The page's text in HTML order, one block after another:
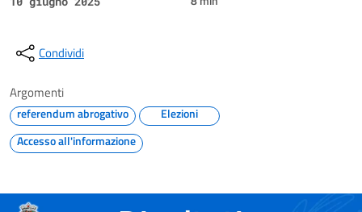
Condividi
Argomenti
referendum abrogativo
Elezioni
Accesso all'informazione